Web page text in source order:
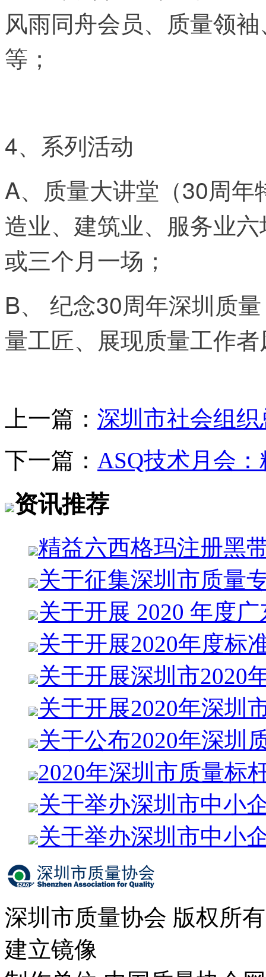
风雨同舟会员、质量领
等；
4、系列活动
A、质量大讲堂（30周
造业、建筑业、服务业
或三个月一场；
B、
纪念30周年深圳质
量工匠、展现质量工作
上一篇： 深圳市社会组
下一篇： ASQ技术月会
资讯推荐
精益六西格玛注册黑
关于征集深圳市质量
关于开展 2020 年度
关于开展2020年度标
关于开展深圳市2020
关于开展2020年深圳
关于公布2020年深圳
2020年深圳市质量标
关于举办深圳市中小
关于举办深圳市中小
深圳市质量协会 版权所
建立镜像